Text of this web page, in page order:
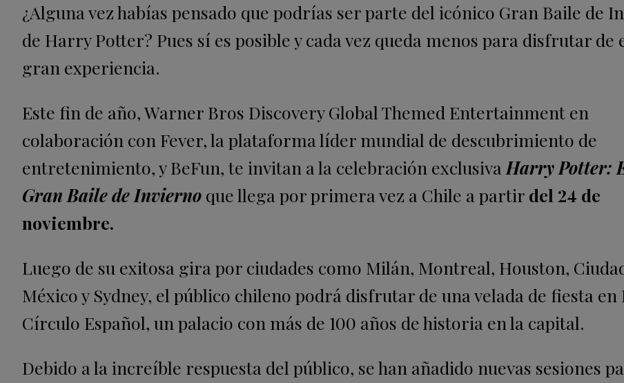
¿Alguna vez habías pensado que podrías ser parte del icónico Gran Baile de
de Harry Potter? Pues sí es posible y cada vez queda menos para disfrutar de
gran experiencia.
Este fin de año, Warner Bros Discovery Global Themed Entertainment en
colaboración con Fever, la plataforma líder mundial de descubrimiento de
entretenimiento, y BeFun, te invitan a la celebración exclusiva Harry Potter:
Gran Baile de Invierno que llega por primera vez a Chile a partir del 24 de
noviembre.
Luego de su exitosa gira por ciudades como Milán, Montreal, Houston,
México y Sydney, el público chileno podrá disfrutar de una velada de fiesta en
Círculo Español, un palacio con más de 100 años de historia en la capital.
Debido a la increíble respuesta del público, se han añadido nuevas sesiones